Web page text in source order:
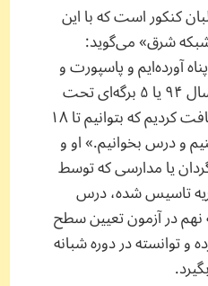
داوطلبان کنکور است که با این
شرق» می‌گوید:
آورده‌ایم و پاسپورت و
کارت آمایش نداریم. فقط سال ۹۴ یا ۵ برگه‌‌ای تحت
عنوان حمایت تحصیلی دریافت کردیم که بتوانیم تا ۱۸
و درس بخوانیم.» او و
یا مدارسی که توسط
تاسیس شده، درس
نهم در آزمون تعیین سطح
توانسته در دوره شبانه